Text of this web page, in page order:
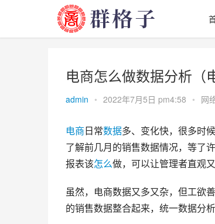
电商怎么做数据分析（
admin • 2022年7月5日 pm4:58 • 网
电商日常数据多、变化快，很多时
了解前几月的销售数据情况，等了
报表该怎么做，可以让管理者直观
虽然，电商数据又多又杂，但工欲
的销售数据整合起来，统一数据分